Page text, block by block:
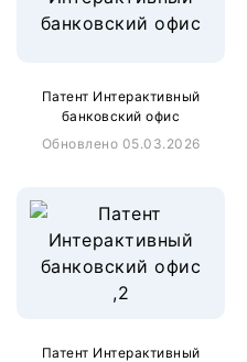
Патент Интерактивный
банковский офис
Обновлено 05.03.2026
Патент Интерактивный